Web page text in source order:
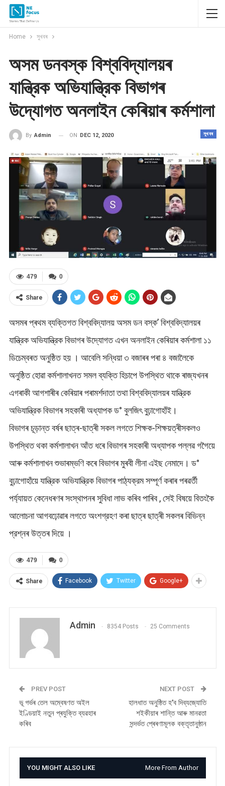
Home সুখবৰ
অসম ডনবস্ক বিশ্ববিদ্যালয়ৰ
যান্ত্রিক অভিযান্ত্রিক বিভাগৰ
উদ্যোগত অনলাইন কেৰিয়াৰ কৰ্মশালা
সুখবৰ
By Admin ON DEC 12, 2020
0
479
Share
অসমৰ প্ৰথম ব্যক্তিগত বিশ্ববিদ্যালয় অসম ডন বস্ক’ বিশ্ববিদ্যালয়ৰ
যান্ত্রিক অভিযান্ত্রিক বিভাগৰ উদ্যোগত এখন অনলাইন কেৰিয়াৰ কৰ্মশালা ১১
ডিচেম্বৰত অনুষ্ঠিত হয় । আবেলি সন্ধিয়া ৩ বজাৰৰ পৰা ৪ বজালৈকে
অনুষ্ঠিত হোৱা কৰ্মশালাখনত সমল ব্যক্তি হিচাপে উপস্থিত থাকে ৰাজ্যখনৰ
এগৰাকী আগশাৰীৰ কেৰিয়াৰ পৰামৰ্শদাতা তথা বিশ্ববিদ্যালয়ৰ যান্ত্রিক
অভিযান্ত্রিক বিভাগৰ সহকাৰী অধ্যাপক ড° বুলজিৎ বুঢ়াগোহাঁই।
বিভাগৰ চূড়ান্ত বৰ্ষৰ ছাত্ৰ-ছাত্ৰী সকল লগতে শিক্ষক-শিক্ষয়ত্ৰীসকলও
উপস্থিত থকা কৰ্মশালাখন আঁত ধৰে বিভাগৰ সহকাৰী অধ্যাপক পল্লৱ গগৈয়ে
আৰু কৰ্মশালাখন শুভাৰম্ভণি কৰে বিভাগৰ মুৰবী লীনা এইছ নেমাদে। ড°
বুঢ়াগোহাঁয়ে যান্ত্রিক অভিযান্ত্রিক বিভাগৰ পাঠ্যক্রম সম্পূর্ণ কৰাৰ পৰৱৰ্তী
পৰ্য্যায়ত কেনেধৰণৰ সংস্থাপনৰ সুবিধা লাভ কৰিব পাৰিব , সেই বিষয়ে বিতংকৈ
আলোচনা আগবঢ়োৱাৰ লগতে অংশগ্রহণ কৰা ছাত্ৰ ছাত্ৰী সকলৰ বিভিন্ন
প্রশ্নৰ উত্তৰ দিয়ে ।
0
479
Share Facebook Twitter Google+
Admin 8354 Posts 25 Comments
PREV POST
ভূ গৰ্ভৰ তেল অম্বেষণত অইল
ইণ্ডিয়াই নতুন প্ৰযুক্তি ব্যৱহাৰ
কৰিব
NEXT POST
হালধাত অনুষ্ঠিত হ’ব দিব্যজ্যোতি
শইকীয়াৰ শান্তি আৰু মানৱতা
সন্দৰ্ভত প্ৰেৰণামূলক বক্তৃতানুষ্ঠান
YOU MIGHT ALSO LIKE More From Author